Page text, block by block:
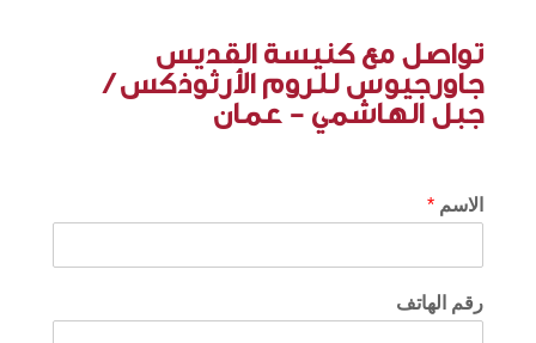
تواصل مع كنيسة القديس
جاورجيوس للروم الأرثوذكس /
جبل الهاشمي - عمان
الاسم *
رقم الهاتف